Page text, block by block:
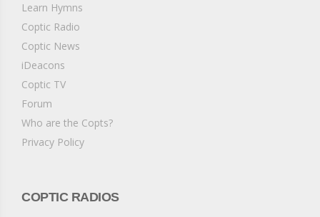
كل شيءٍ إلى الله، الذي بدونه لا يملك الإنسان شيئًا. أنا أعطيك كل
شيء، وأنا أُريد أن أسترجع كل شيء، وإني لأقتضي الشكر بتدقيق
عظيم. 3 – ذاك هو الحق، وبه يهزم المجد الباطل. وحيثما دخلت النعمة
السماوية والمحبة الحقة، فلن يكون حسدٌ، ولا انقباض قلبٍ، ولا حبٌّ
ذاتي. فإن محبة الله تغلب كل شيء، وتبسط جميع قوى النفس. لو
كنت سديد الرأي، لفرحت بي وحدي، وما رجوت أحدًا سواي أنا وحدي،
إذ ”لا صالحٌ إلاَّ الله وحده″ (لوقا 18: 19)، الذي به يليق التسبيح فوق كل
Learn Hymns
Coptic Radio
Coptic News
iDeacons
Coptic TV
Forum
Who are the Copts?
Privacy Policy
COPTIC RADIOS